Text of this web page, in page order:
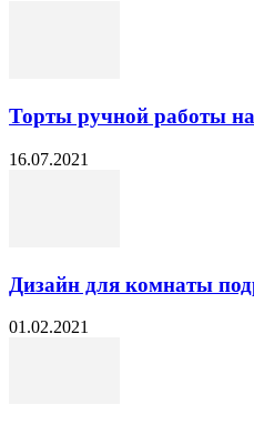
Торты ручной работы на
16.07.2021
Дизайн для комнаты
01.02.2021